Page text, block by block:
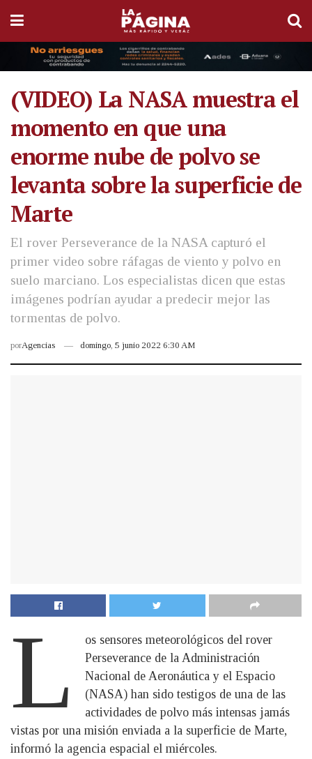
(VIDEO) La NASA muestra el
momento en que una
enorme nube de polvo se
levanta sobre la superficie de
Marte
El rover Perseverance de la NASA capturó el
primer video sobre ráfagas de viento y polvo en
suelo marciano. Los especialistas dicen que estas
imágenes podrían ayudar a predecir mejor las
tormentas de polvo.
porAgencias domingo, 5 junio 2022 6:30 AM
L
os sensores meteorológicos del rover
Perseverance de la Administración
Nacional de Aeronáutica y el Espacio
(NASA) han sido testigos de una de las
actividades de polvo más intensas jamás
vistas por una misión enviada a la superficie de Marte,
informó la agencia espacial el miércoles.